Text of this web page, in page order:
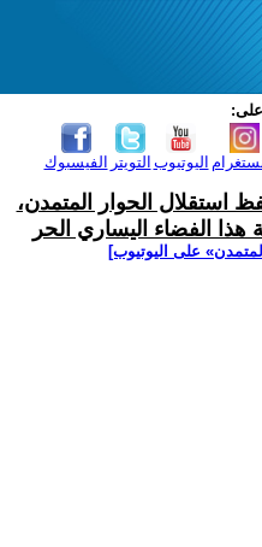
على:
الفيسبوك التويتر اليوتيوب
استقلال الحوار المتمدن،
الفضاء اليساري الحر
على اليوتيوب]